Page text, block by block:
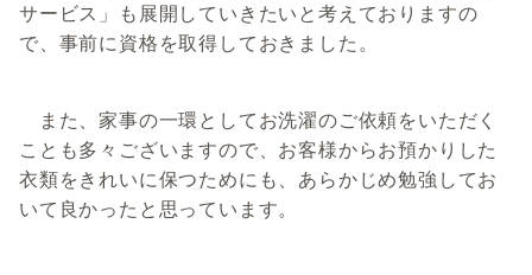
サービス」も展開していきたいと考えておりますの
で、事前に資格を取得しておきました。
また、家事の一環としてお洗濯のご依頼をいただく
ことも多々ございますので、お客様からお預かりした
衣類をきれいに保つためにも、あらかじめ勉強してお
いて良かったと思っています。